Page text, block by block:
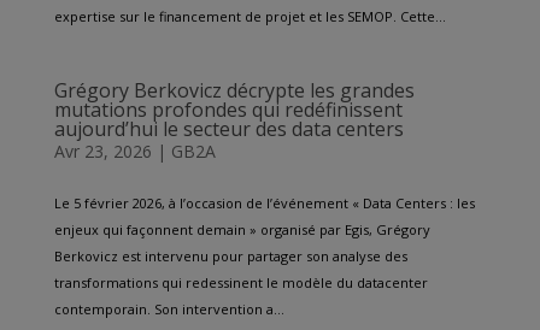
expertise sur le financement de projet et les SEMOP. Cette...
Grégory Berkovicz décrypte les grandes
mutations profondes qui redéfinissent
aujourd’hui le secteur des data centers
Avr 23, 2026 | GB2A
Le 5 février 2026, à l’occasion de l’événement « Data Centers : les
enjeux qui façonnent demain » organisé par Egis, Grégory
Berkovicz est intervenu pour partager son analyse des
transformations qui redessinent le modèle du datacenter
contemporain. Son intervention a...